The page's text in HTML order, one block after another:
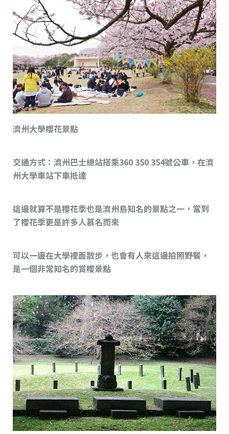
濟州大學櫻花景點
交通方式：濟州巴士總站搭乘360 350 354號公車，在濟
州大學車站下車抵達
這邊就算不是櫻花季也是濟州島知名的景點之一，當到
了櫻花季更是許多人慕名而來
可以一邊在大學裡面散步，也會有人來這邊拍照野餐，
是一個非常知名的賞櫻景點